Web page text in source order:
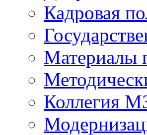
Кадровая
Материалы
Коллегия